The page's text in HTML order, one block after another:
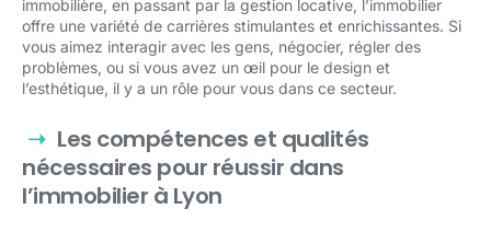
immobilière, en passant par la gestion locative, l’immobilier
offre une variété de carrières stimulantes et enrichissantes. Si
vous aimez interagir avec les gens, négocier, régler des
problèmes, ou si vous avez un œil pour le design et
l’esthétique, il y a un rôle pour vous dans ce secteur.
Les compétences et qualités
nécessaires pour réussir dans
l’immobilier à Lyon